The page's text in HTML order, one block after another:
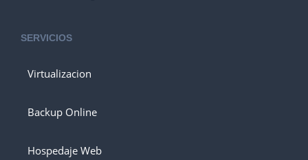
SERVICIOS
Virtualizacion
Backup Online
Hospedaje Web